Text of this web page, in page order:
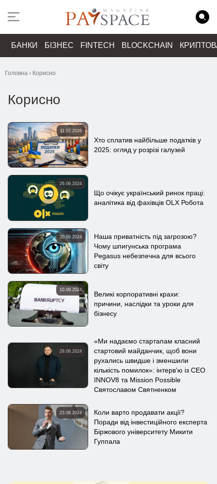
БАНКИ БІЗНЕС FINTECH BLOCKCHAIN
Головна › Корисно
Корисно
11.02.2026
Хто сплатив найбільше податків у
2025: огляд у розрізі галузей
26.09.2024
Що очікує український ринок праці:
аналітика від фахівців OLX Робота
20.09.2024
Наша приватність під загрозою?
Чому шпигунська програма
Pegasus небезпечна для всього
світу
10.09.2024
Великі корпоративні крахи:
причини, наслідки та уроки для
бізнесу
29.08.2024
«Ми надаємо стартапам класний
стартовий майданчик, щоб вони
рухались швидше і зменшили
кількість помилок»: інтерв’ю із CEO
INNOV8 та Mission Possible
Святославом Святненком
23.08.2024
Коли варто продавати акції?
Поради від інвестиційного експерта
Біржового університету Микити
Гуппала